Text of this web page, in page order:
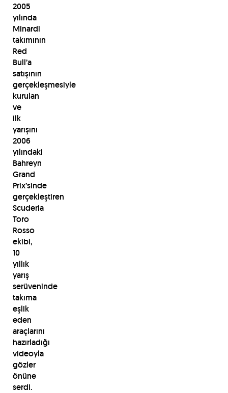
2005
yılında
Minardi
takımının
Red
Bull’a
satışının
gerçekleşmesiyle
kurulan
ve
ilk
yarışını
2006
yılındaki
Bahreyn
Grand
Prix’sinde
gerçekleştiren
Scuderia
Toro
Rosso
ekibi,
10
yıllık
yarış
serüveninde
takıma
eşlik
eden
araçlarını
hazırladığı
videoyla
gözler
önüne
serdi.